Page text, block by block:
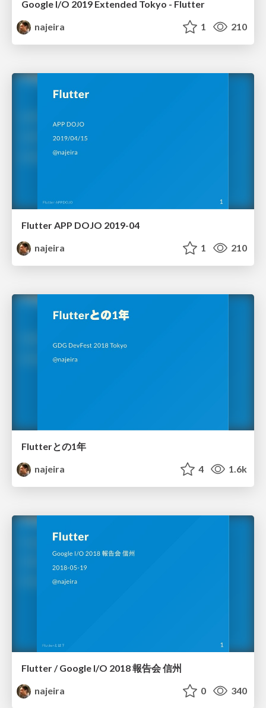
Google I/O 2019 Extended Tokyo - Flutter
najeira
1 210
Flutter APP DOJO 2019-04
najeira
1 210
Flutterとの1年
najeira
4 1.6k
Flutter / Google I/O 2018 報告会 信州
najeira
0 340